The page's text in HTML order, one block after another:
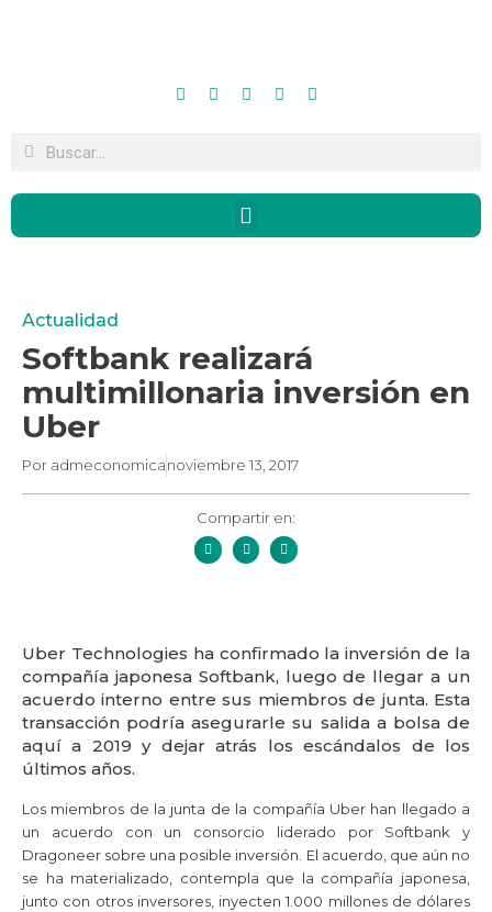
Actualidad
Softbank realizará
multimillonaria inversión en
Uber
Por admeconomicanoviembre 13, 2017
Compartir en:
Uber Technologies ha confirmado la inversión de la
compañía japonesa Softbank, luego de llegar a un
acuerdo interno entre sus miembros de junta. Esta
transacción podría asegurarle su salida a bolsa de
aquí a 2019 y dejar atrás los escándalos de los
últimos años.
Los miembros de la junta de la compañía Uber han llegado a
un acuerdo con un consorcio liderado por Softbank y
Dragoneer sobre una posible inversión. El acuerdo, que aún no
se ha materializado, contempla que la compañía japonesa,
junto con otros inversores, inyecten 1.000 millones de dólares